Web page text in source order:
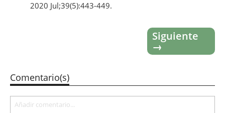
2020 Jul;39(5):443-449.
Siguiente
→
Comentario(s)